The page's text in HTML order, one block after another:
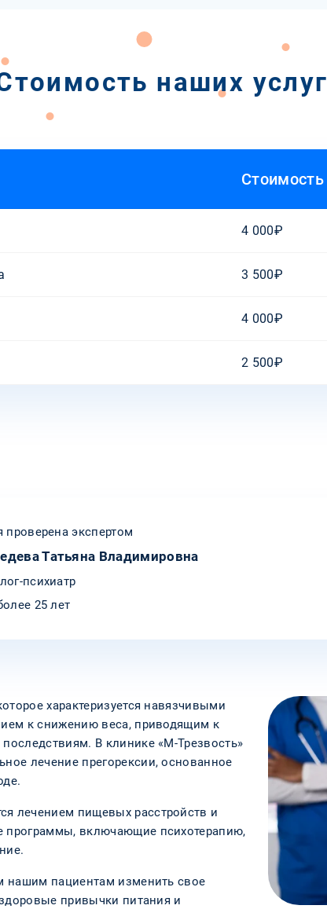
наших услуг
Стоимость
4 000₽
3 500₽
4 000₽
2 500₽
проверена экспертом
Татьяна Владимировна
психиатр
25 лет
характеризуется навязчивыми
к снижению веса, приводящим к
В клинике «М-Трезвость»
лечение прегорексии, основанное
лечением пищевых расстройств и
программы, включающие психотерапию,
нашим пациентам изменить свое
привычки питания и